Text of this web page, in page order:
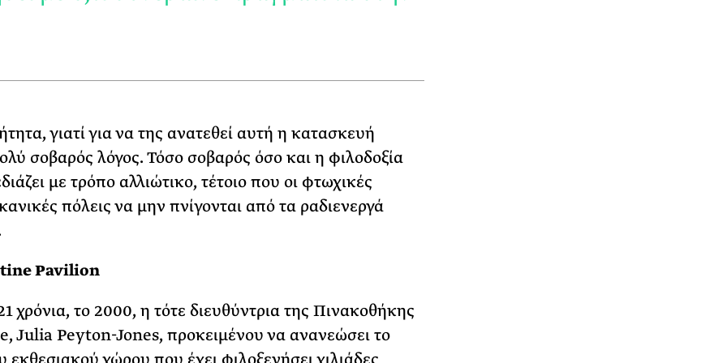
γιατί για να της ανατεθεί αυτή η κατασκευή
σοβαρός λόγος. Τόσο σοβαρός όσο και η φιλοδοξία
με τρόπο αλλιώτικο, τέτοιο που οι φτωχικές
πόλεις να μην πνίγονται από τα ραδιενεργά
Pavilion
χρόνια, το 2000, η τότε διευθύντρια της Πινακοθήκης
Julia Peyton-Jones, προκειμένου να ανανεώσει το